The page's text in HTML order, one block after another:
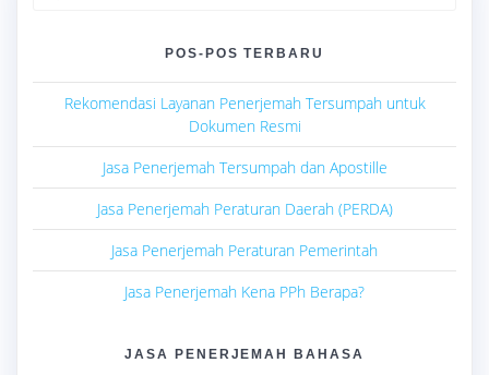
POS-POS TERBARU
Rekomendasi Layanan Penerjemah Tersumpah untuk
Dokumen Resmi
Jasa Penerjemah Tersumpah dan Apostille
Jasa Penerjemah Peraturan Daerah (PERDA)
Jasa Penerjemah Peraturan Pemerintah
Jasa Penerjemah Kena PPh Berapa?
JASA PENERJEMAH BAHASA